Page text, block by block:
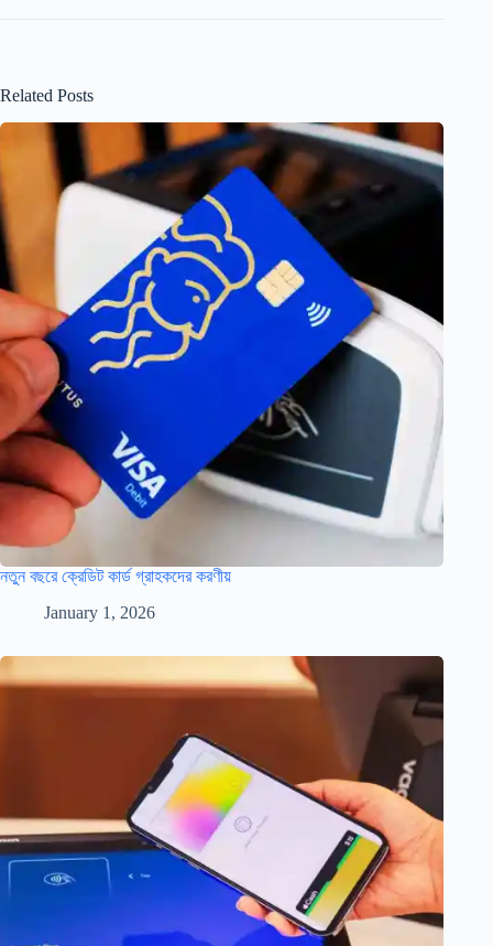
Related Posts
নতুন বছরে ক্রেডিট কার্ড গ্রাহকদের করণীয়
January 1, 2026